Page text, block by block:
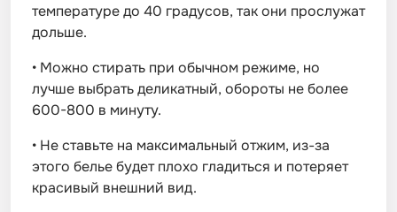
температуре до 40 градусов, так они прослужат
дольше.
• Можно стирать при обычном режиме, но
лучше выбрать деликатный, обороты не более
600-800 в минуту.
• Не ставьте на максимальный отжим, из-за
этого белье будет плохо гладиться и потеряет
красивый внешний вид.